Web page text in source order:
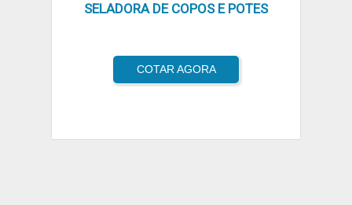
SELADORA DE COPOS E POTES
COTAR AGORA